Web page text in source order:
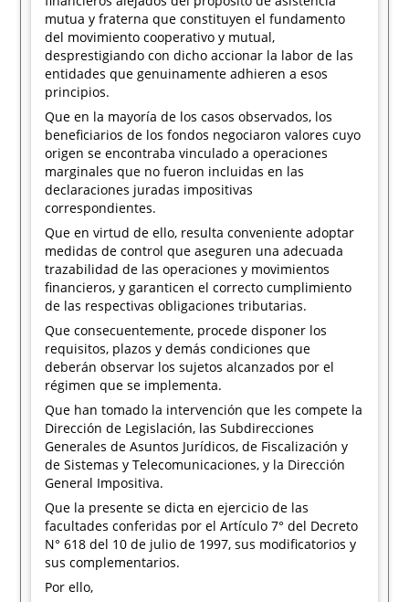
mutua y fraterna que constituyen el fundamento
del movimiento cooperativo y mutual,
desprestigiando con dicho accionar la labor de las
entidades que genuinamente adhieren a esos
principios.
Que en la mayoría de los casos observados, los
beneficiarios de los fondos negociaron valores cuyo
origen se encontraba vinculado a operaciones
marginales que no fueron incluidas en las
declaraciones juradas impositivas
correspondientes.
Que en virtud de ello, resulta conveniente adoptar
medidas de control que aseguren una adecuada
trazabilidad de las operaciones y movimientos
financieros, y garanticen el correcto cumplimiento
de las respectivas obligaciones tributarias.
Que consecuentemente, procede disponer los
requisitos, plazos y demás condiciones que
deberán observar los sujetos alcanzados por el
régimen que se implementa.
Que han tomado la intervención que les compete la
Dirección de Legislación, las Subdirecciones
Generales de Asuntos Jurídicos, de Fiscalización y
de Sistemas y Telecomunicaciones, y la Dirección
General Impositiva.
Que la presente se dicta en ejercicio de las
facultades conferidas por el Artículo 7° del Decreto
N° 618 del 10 de julio de 1997, sus modificatorios y
sus complementarios.
Por ello,